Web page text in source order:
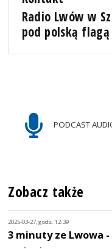
Radio Lwów w
pod polską flagą
PODCAST
Zobacz także
2025-03-27, godz. 12:39
3 minuty ze Lwowa -